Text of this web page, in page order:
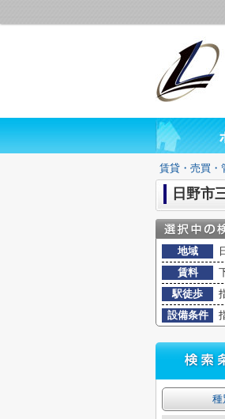
賃貸・売買・
日野市
地域
賃料
駅徒歩
設備条件
種